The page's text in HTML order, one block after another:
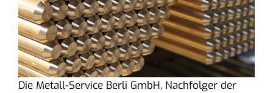
Die Metall-Service Berli GmbH, Nachfolger der